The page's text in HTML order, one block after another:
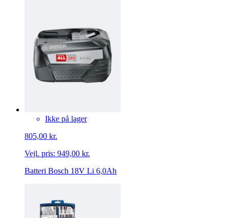
Ikke på lager
805,00 kr.
Vejl. pris: 949,00 kr.
Batteri Bosch 18V Li 6,0Ah